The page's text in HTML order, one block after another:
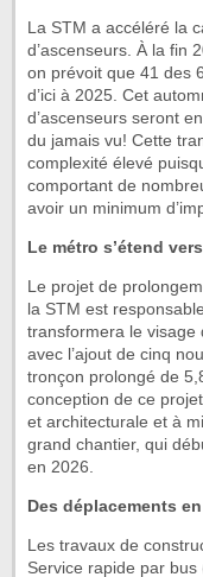
La STM a accéléré la
d’ascenseurs. À la fin
on prévoit que 41 des
d’ici à 2025. Cet
d’ascenseurs seront
du jamais vu! Cette
complexité élevé
comportant de
avoir un minimum
Le métro s’étend
Le projet de
la STM est
transformera le visage
avec l’ajout de cinq
tronçon prolongé de
conception de ce
et architecturale et à
grand chantier, qui
en 2026.
Des déplacements
Les travaux de
Service rapide par